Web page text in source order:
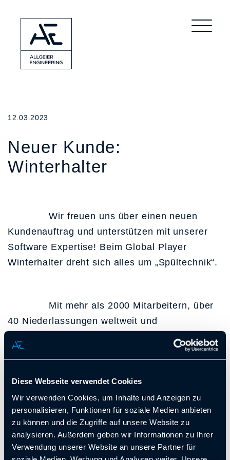
Diese Webseite verwendet Cookies
Wir verwenden Cookies, um Inhalte und Anzeigen zu
personalisieren, Funktionen für soziale Medien anbieten
zu können und die Zugriffe auf unsere Website zu
analysieren. Außerdem geben wir Informationen zu Ihrer
Verwendung unserer Website an unsere Partner für
12.03.2023
Neuer Kunde:
Winterhalter
Wir freuen uns über einen neuen
Kundenauftrag und unterstützen mit unserer
Software Expertise! Beim Global Player
Winterhalter dreht sich alles um „Spültechnik“.
Mit mehr als 2000 Mitarbeitern, über
40 Niederlassungen weltweit und
Produktionsstätten in Deutschland, der
Schweiz und Thailand, ist Winterhalter dabei,
führen – wir unterstützen dabei den Bereich
„Ablaufsteuerung“mit unserer SWE Expertise.
winterhalter.de